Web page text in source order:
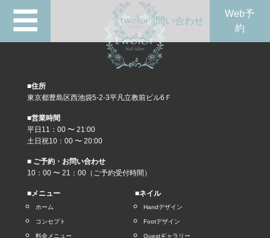
☰ 問い合わせ
Web予
約
■住所
東京都豊島区西池袋5-2-3平凡立教前ビル6Ｆ
■営業時間
平日11：00 〜 21:00
土日祝10：00 〜 20:00
■ ご予約・お問い合わせ
10：00 〜 21：00（ご予約受付時間）
■メニュー
ホーム
コンセプト
料金メニュー
■ネイル
Handデザイン
Footデザイン
Guestギャラリー